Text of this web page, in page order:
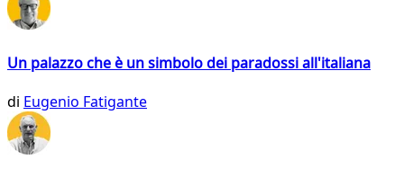
Un palazzo che è un simbolo dei paradossi all'italiana
di Eugenio Fatigante